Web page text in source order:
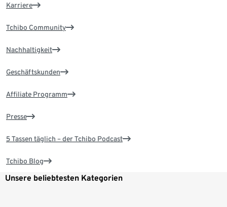
Karriere
Tchibo Community
Nachhaltigkeit
Geschäftskunden
Affiliate Programm
Presse
5 Tassen täglich – der Tchibo Podcast
Tchibo Blog
Unsere beliebtesten Kategorien